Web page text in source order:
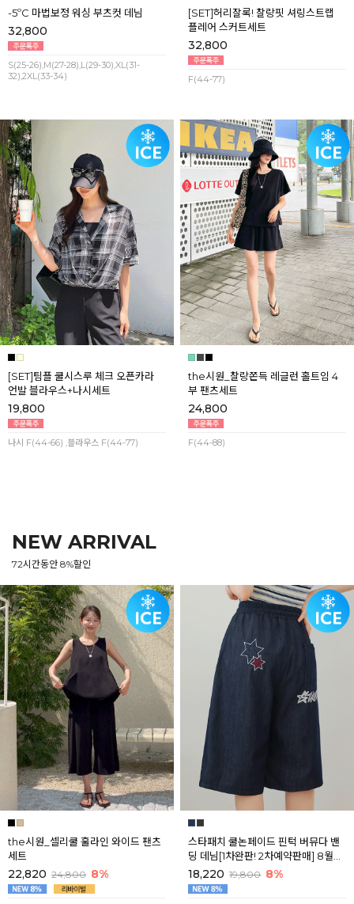
-5ºC 마법보정 워싱 부츠컷 데님
32,800
S(25-26),M(27-28),L(29-30),XL(31-
32),2XL(33-34)
[SET]허리잘록! 찰랑핏 셔링스트랩
플레어 스커트세트
32,800
F(44-77)
[SET]팀플 쿨시스루 체크 오픈카라
언발 블라우스+나시세트
19,800
나시 F(44-66) ,블라우스 F(44-77)
the시원_찰랑쫀득 레글런 홀트임 4
부 팬츠세트
24,800
F(44-88)
NEW ARRIVAL
72시간동안 8%할인
the시원_셀리쿨 훌라인 와이드 팬츠
세트
22,820 24,800 8%
스타패치 쿨논페이드 핀턱 버뮤다 밴
딩 데님[1차완판! 2차예약판매] 8월셋
째주 순차배송
18,220 19,800 8%